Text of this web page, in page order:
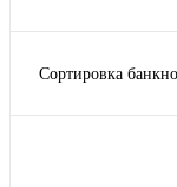
Сортировка